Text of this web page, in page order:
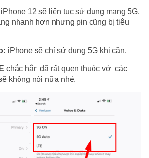
iPhone 12 sẽ liên tục sử dụng mạng 5G,
nhanh hơn nhưng pin cũng bị tiêu
iPhone sẽ chỉ sử dụng 5G khi cần.
chắc hẳn đã rất quen thuộc với các
không nói nữa nhé.